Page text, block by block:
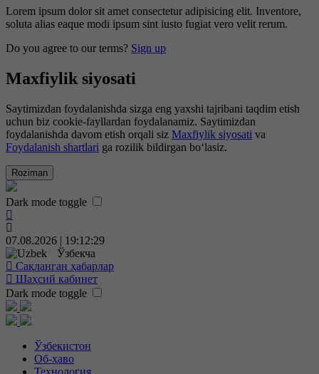
Lorem ipsum dolor sit amet consectetur adipisicing elit. Inventore,
soluta alias eaque modi ipsum sint iusto fugiat vero velit rerum.
Do you agree to our terms? Sign up
Maxfiylik siyosati
Saytimizdan foydalanishda sizga eng yaxshi tajribani taqdim etish
uchun biz cookie-fayllardan foydalanamiz. Saytimizdan
foydalanishda davom etish orqali siz Maxfiylik siyosati va
Foydalanish shartlari ga rozilik bildirgan bo‘lasiz.
Roziman
Dark mode toggle
07.08.2026 | 19:12:29
Ўзбекча
Сақланган ҳабарлар
Шаҳсий кабинет
Dark mode toggle
Ўзбекистон
Об-ҳаво
Технология